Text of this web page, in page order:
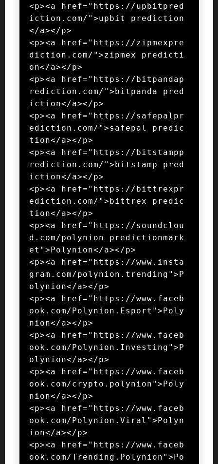
<p><a href="https://upbitpred
iction.com/">upbit prediction
</a></p>
<p><a href="https://zipmexpre
diction.com/">zipmex predicti
on</a></p>
<p><a href="https://bitpandap
rediction.com/">bitpanda pred
iction</a></p>
<p><a href="https://safepalpr
ediction.com/">safepal predic
tion</a></p>
<p><a href="https://bitstampp
rediction.com/">bitstamp pred
iction</a></p>
<p><a href="https://bittrexpr
ediction.com/">bittrex predic
tion</a></p>
<p><a href="https://soundclou
d.com/polynion_predictionmark
et">Polynion</a></p>
<p><a href="https://www.insta
gram.com/polynion.trending">P
olynion</a></p>
<p><a href="https://www.faceb
ook.com/Polynion.Esport">Poly
nion</a></p>
<p><a href="https://www.faceb
ook.com/Polynion.Investing">P
olynion</a></p>
<p><a href="https://www.faceb
ook.com/crypto.polynion">Poly
nion</a></p>
<p><a href="https://www.faceb
ook.com/Polynion.Viral">Polyn
ion</a></p>
<p><a href="https://www.faceb
ook.com/Trending.Polynion">Po